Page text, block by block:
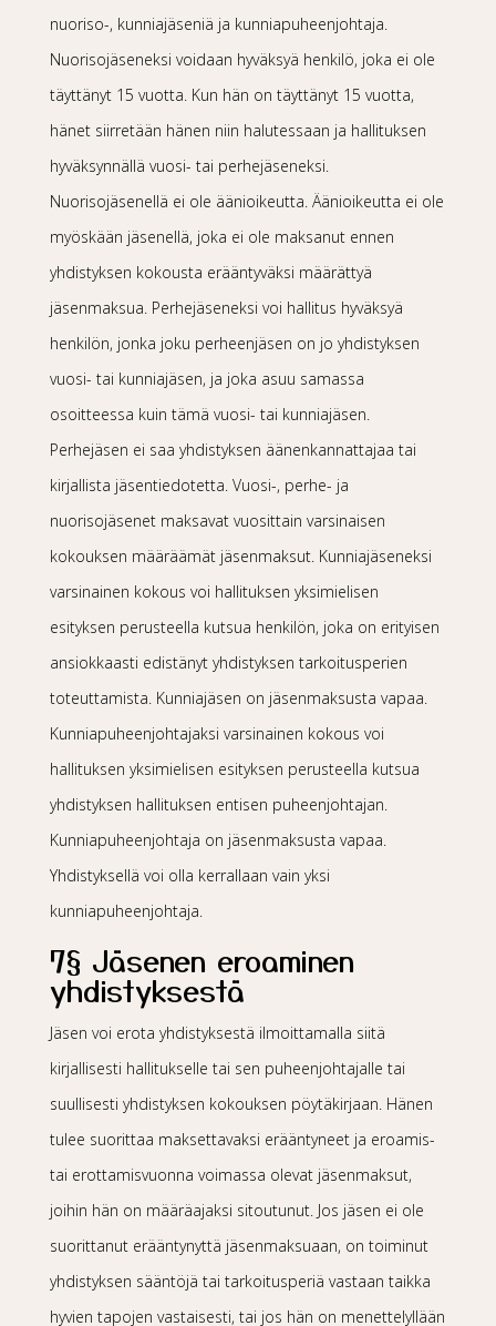
nuoriso-, kunniajäseniä ja kunniapuheenjohtaja.
Nuorisojäseneksi voidaan hyväksyä henkilö, joka ei ole
täyttänyt 15 vuotta. Kun hän on täyttänyt 15 vuotta,
hänet siirretään hänen niin halutessaan ja hallituksen
hyväksynnällä vuosi- tai perhejäseneksi.
Nuorisojäsenellä ei ole äänioikeutta. Äänioikeutta ei ole
myöskään jäsenellä, joka ei ole maksanut ennen
yhdistyksen kokousta erääntyväksi määrättyä
jäsenmaksua. Perhejäseneksi voi hallitus hyväksyä
henkilön, jonka joku perheenjäsen on jo yhdistyksen
vuosi- tai kunniajäsen, ja joka asuu samassa
osoitteessa kuin tämä vuosi- tai kunniajäsen.
Perhejäsen ei saa yhdistyksen äänenkannattajaa tai
kirjallista jäsentiedotetta. Vuosi-, perhe- ja
nuorisojäsenet maksavat vuosittain varsinaisen
kokouksen määräämät jäsenmaksut. Kunniajäseneksi
varsinainen kokous voi hallituksen yksimielisen
esityksen perusteella kutsua henkilön, joka on erityisen
ansiokkaasti edistänyt yhdistyksen tarkoitusperien
toteuttamista. Kunniajäsen on jäsenmaksusta vapaa.
Kunniapuheenjohtajaksi varsinainen kokous voi
hallituksen yksimielisen esityksen perusteella kutsua
yhdistyksen hallituksen entisen puheenjohtajan.
Kunniapuheenjohtaja on jäsenmaksusta vapaa.
Yhdistyksellä voi olla kerrallaan vain yksi
kunniapuheenjohtaja.
7§ Jäsenen eroaminen
yhdistyksestä
Jäsen voi erota yhdistyksestä ilmoittamalla siitä
kirjallisesti hallitukselle tai sen puheenjohtajalle tai
suullisesti yhdistyksen kokouksen pöytäkirjaan. Hänen
tulee suorittaa maksettavaksi erääntyneet ja eroamis-
tai erottamisvuonna voimassa olevat jäsenmaksut,
joihin hän on määräajaksi sitoutunut. Jos jäsen ei ole
suorittanut erääntynyttä jäsenmaksuaan, on toiminut
yhdistyksen sääntöjä tai tarkoitusperiä vastaan taikka
hyvien tapojen vastaisesti, tai jos hän on menettelyllään